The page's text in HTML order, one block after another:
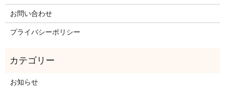
お問い合わせ
プライバシーポリシー
お知らせ